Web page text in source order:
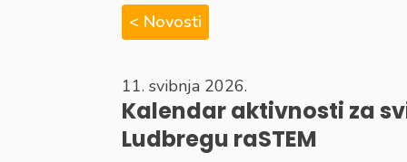
< Novosti
11. svibnja 2026.
Kalendar aktivnosti za
Ludbregu raSTEM